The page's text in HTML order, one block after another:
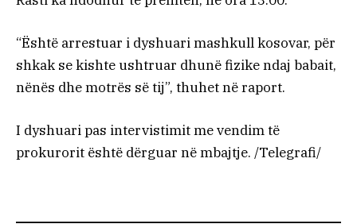
“Është arrestuar i dyshuari mashkull kosovar, për
shkak se kishte ushtruar dhunë fizike ndaj babait,
nënës dhe motrës së tij”, thuhet në raport.
I dyshuari pas intervistimit me vendim të
prokurorit është dërguar në mbajtje. /Telegrafi/